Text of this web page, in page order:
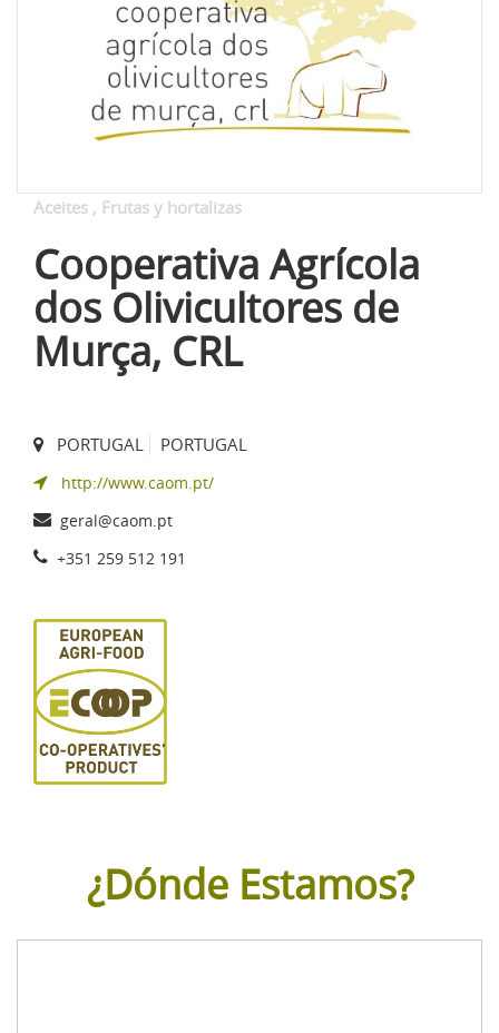
Aceites Frutas y hortalizas
Cooperativa Agrícola
dos Olivicultores de
Murça, CRL
PORTUGAL PORTUGAL
http://www.caom.pt/
geral@caom.pt
+351 259 512 191
¿Dónde Estamos?